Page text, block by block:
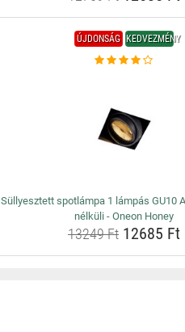
ÚJDONSÁG KEDVEZMÉNY
Süllyesztett spotlámpa 1 lámpás GU10
nélküli - Oneon Honey
13249 Ft12685 Ft